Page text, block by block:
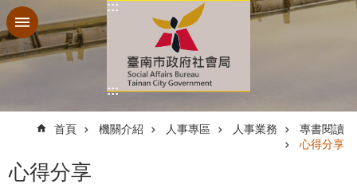
跳到主要內容區塊
:::
:::
首頁 機關介紹 人事專區 人事業務
專書閱讀
心得分享
心得分享